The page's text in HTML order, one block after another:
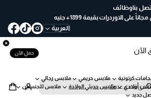
اتصل بناوظائف
على الاوردرات بقيمة 1899+ جنيه
العربية
الآن حمل الآن
كرتونية ملابس حريمي
ملابس رجالي
أولادي ملابس حديثي الولادة
ملابس للجنسين
جديد